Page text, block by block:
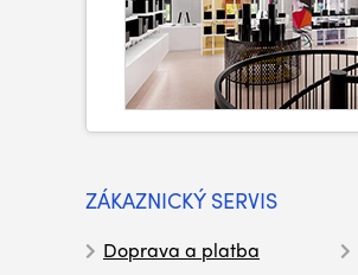
ZÁKAZNICKÝ SERVIS
Doprava a platba